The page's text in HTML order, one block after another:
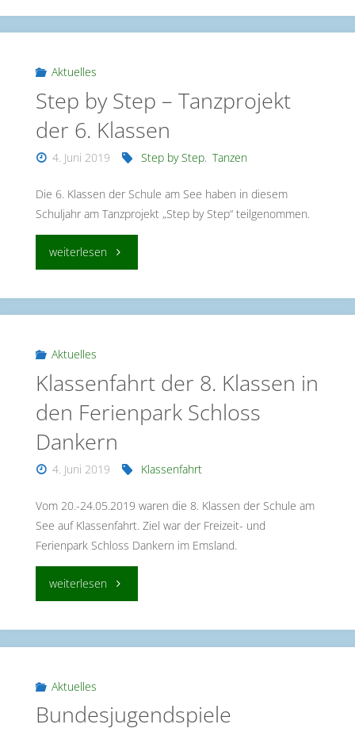
Verstärkung!"
Aktuelles
Step by Step – Tanzprojekt
der 6. Klassen
4. Juni 2019 Step by Step, Tanzen
Die 6. Klassen der Schule am See haben in diesem
Schuljahr am Tanzprojekt „Step by Step“ teilgenommen.
weiterlesen "Step
Step
Tanzprojekt
der
Aktuelles
Klassenfahrt der 8. Klassen in
den Ferienpark Schloss
Dankern
4. Juni 2019 Klassenfahrt
Vom 20.-24.05.2019 waren die 8. Klassen der Schule am
See auf Klassenfahrt. Ziel war der Freizeit- und
Ferienpark Schloss Dankern im Emsland.
weiterlesen "Klassenfahrt
8.
in
Aktuelles
Bundesjugendspiele